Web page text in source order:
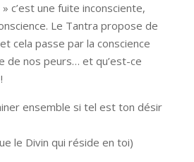
c’est une fuite inconsciente,
Le Tantra propose de
cela passe par la conscience
de nos peurs… et qu’est-ce
ensemble si tel est ton désir
le Divin qui réside en toi)